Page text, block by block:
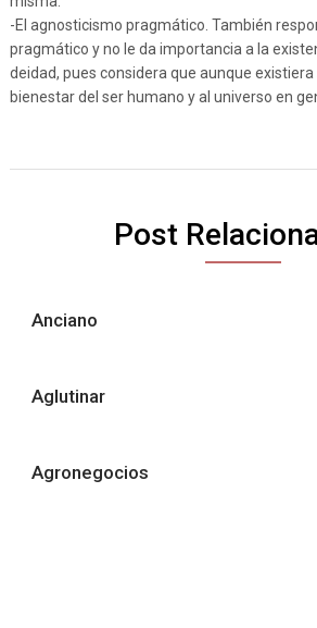
-El agnosticismo pragmático. También
pragmático y no le da importancia a la
deidad, pues considera que aunque
bienestar del ser humano y al universo en
Post
Anciano
Aglutinar
Agronegocios